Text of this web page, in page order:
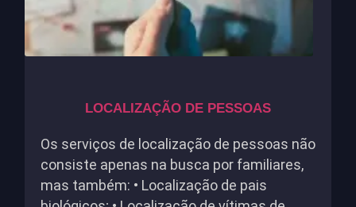
LOCALIZAÇÃO DE PESSOAS
Os serviços de localização de pessoas não
consiste apenas na busca por familiares,
mas também: • Localização de pais